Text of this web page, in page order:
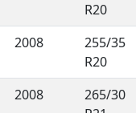
R20
2008
255/35
R20
2008
265/30